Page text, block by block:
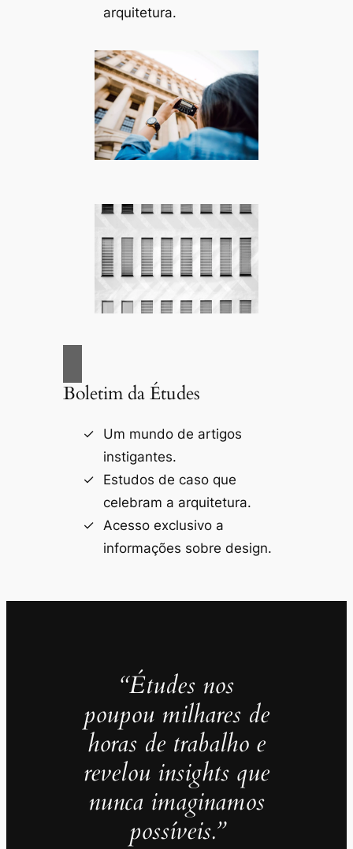
arquitetura.
Boletim da Études
Um mundo de artigos
instigantes.
Estudos de caso que
celebram a arquitetura.
Acesso exclusivo a
informações sobre design.
“Études nos
poupou milhares de
horas de trabalho e
revelou insights que
nunca imaginamos
possíveis.”